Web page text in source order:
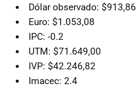
Dólar observado: $913,86
Euro: $1.053,08
IPC: -0.2
UTM: $71.649,00
IVP: $42.246,82
Imacec: 2.4